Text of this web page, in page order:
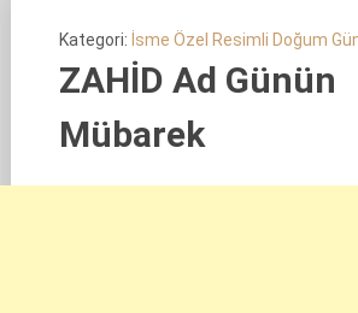
Kategori: İsme Özel Resimli Doğum
ZAHİD Ad Günün
Mübarek